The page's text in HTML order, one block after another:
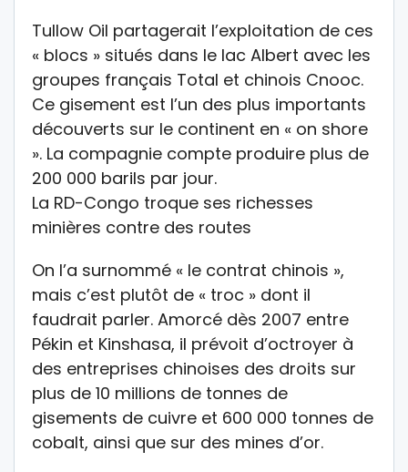
Tullow Oil partagerait l’exploitation de ces
« blocs » situés dans le lac Albert avec les
groupes français Total et chinois Cnooc.
Ce gisement est l’un des plus importants
découverts sur le continent en « on shore
». La compagnie compte produire plus de
200 000 barils par jour.
La RD-Congo troque ses richesses
minières contre des routes
On l’a surnommé « le contrat chinois »,
mais c’est plutôt de « troc » dont il
faudrait parler. Amorcé dès 2007 entre
Pékin et Kinshasa, il prévoit d’octroyer à
des entreprises chinoises des droits sur
plus de 10 millions de tonnes de
gisements de cuivre et 600 000 tonnes de
cobalt, ainsi que sur des mines d’or.